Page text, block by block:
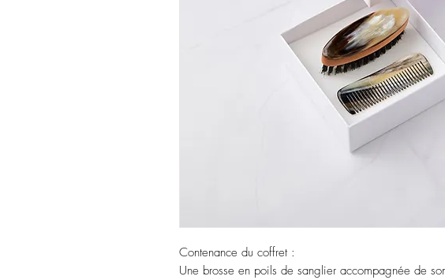
Contenance du coffret :
Une brosse en poils de sanglier accompagnée de